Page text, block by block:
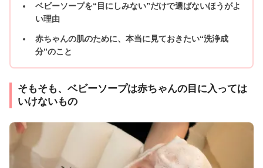
ベビーソープを“目にしみない”だけで選ばないほうがよ
い理由
赤ちゃんの肌のために、本当に見ておきたい“洗浄成
分”のこと
そもそも、ベビーソープは赤ちゃんの目に入っては
いけないもの